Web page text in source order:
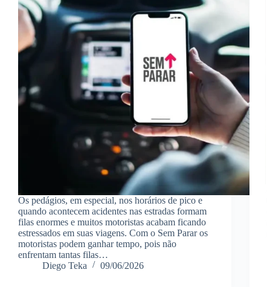
Os pedágios, em especial, nos horários de pico e
quando acontecem acidentes nas estradas formam
filas enormes e muitos motoristas acabam ficando
estressados em suas viagens. Com o Sem Parar os
motoristas podem ganhar tempo, pois não
enfrentam tantas filas…
Diego Teka
09/06/2026